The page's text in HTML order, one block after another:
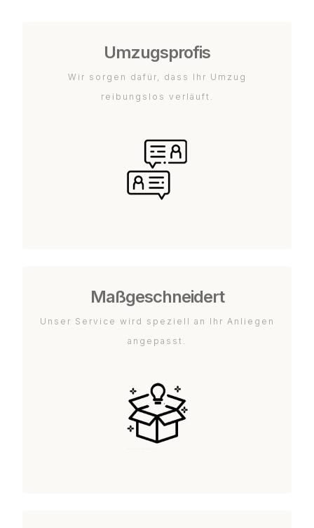
Umzugsprofis
Wir sorgen dafür, dass Ihr Umzug
reibungslos verläuft.
Maßgeschneidert
Unser Service wird speziell an Ihr Anliegen
angepasst.